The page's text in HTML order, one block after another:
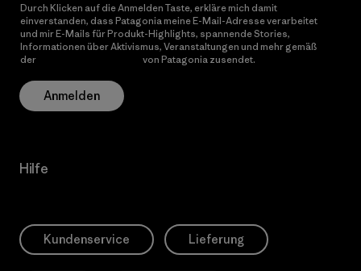
Durch Klicken auf die Anmelden Taste, erkläre mich damit
einverstanden, dass Patagonia meine E-Mail-Adresse verarbeitet
und mir E-Mails für Produkt-Highlights, spannende Stories,
Informationen über Aktivismus, Veranstaltungen und mehr gemäß
der
von Patagonia zusendet.
Anmelden
Hilfe
Kundenservice Lieferung